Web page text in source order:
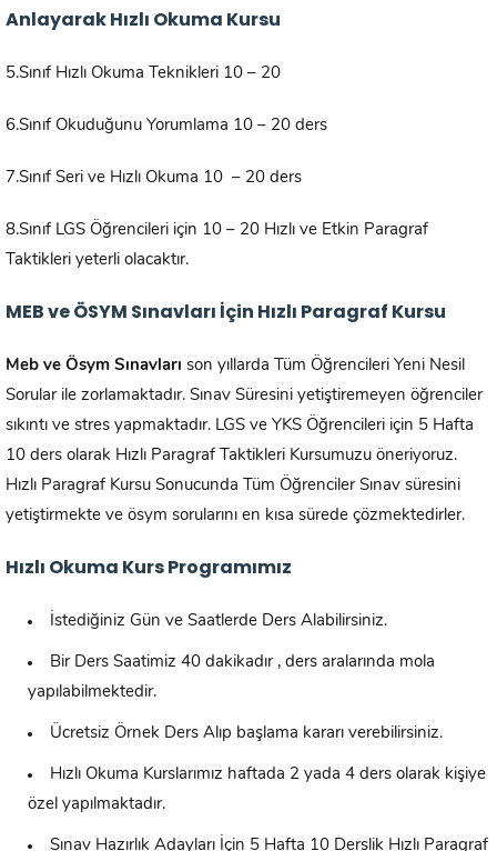
Anlayarak Hızlı Okuma Kursu
5.Sınıf Hızlı Okuma Teknikleri 10 – 20
6.Sınıf Okuduğunu Yorumlama 10 – 20 ders
7.Sınıf Seri ve Hızlı Okuma 10 – 20 ders
8.Sınıf LGS Öğrencileri için 10 – 20 Hızlı ve Etkin Paragraf
Taktikleri yeterli olacaktır.
MEB ve ÖSYM Sınavları İçin Hızlı Paragraf Kursu
Meb ve Ösym Sınavları son yıllarda Tüm Öğrencileri Yeni Nesil
Sorular ile zorlamaktadır. Sınav Süresini yetiştiremeyen öğrenciler
sıkıntı ve stres yapmaktadır. LGS ve YKS Öğrencileri için 5 Hafta
10 ders olarak Hızlı Paragraf Taktikleri Kursumuzu öneriyoruz.
Hızlı Paragraf Kursu Sonucunda Tüm Öğrenciler Sınav süresini
yetiştirmekte ve ösym sorularını en kısa sürede çözmektedirler.
Hızlı Okuma Kurs Programımız
İstediğiniz Gün ve Saatlerde Ders Alabilirsiniz.
Bir Ders Saatimiz 40 dakikadır , ders aralarında mola
yapılabilmektedir.
Ücretsiz Örnek Ders Alıp başlama kararı verebilirsiniz.
Hızlı Okuma Kurslarımız haftada 2 yada 4 ders olarak kişiye
özel yapılmaktadır.
Sınav Hazırlık Adayları İçin 5 Hafta 10 Derslik Hızlı Paragraf